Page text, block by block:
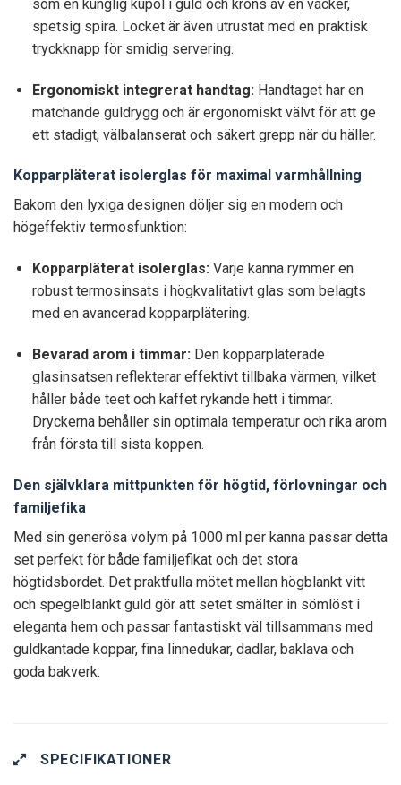
som en kunglig kupol i guld och kröns av en vacker,
spetsig spira. Locket är även utrustat med en praktisk
tryckknapp för smidig servering.
Ergonomiskt integrerat handtag: Handtaget har en
matchande guldrygg och är ergonomiskt välvt för att ge
ett stadigt, välbalanserat och säkert grepp när du häller.
Kopparpläterat isolerglas för maximal varmhållning
Bakom den lyxiga designen döljer sig en modern och
högeffektiv termosfunktion:
Kopparpläterat isolerglas:Varje kanna rymmer en
robust termosinsats i högkvalitativt glas som belagts
med en avancerad kopparplätering.
Bevarad arom i timmar:Den kopparpläterade
glasinsatsen reflekterar effektivt tillbaka värmen, vilket
håller både teet och kaffet rykande hett i timmar.
Dryckerna behåller sin optimala temperatur och rika arom
från första till sista koppen.
Den självklara mittpunkten för högtid, förlovningar och
familjefika
Med sin generösa volym på 1000 ml per kanna passar detta
set perfekt för både familjefikat och det stora
högtidsbordet. Det praktfulla mötet mellan högblankt vitt
och spegelblankt guld gör att setet smälter in sömlöst i
eleganta hem och passar fantastiskt väl tillsammans med
guldkantade koppar, fina linnedukar, dadlar, baklava och
goda bakverk.
SPECIFIKATIONER